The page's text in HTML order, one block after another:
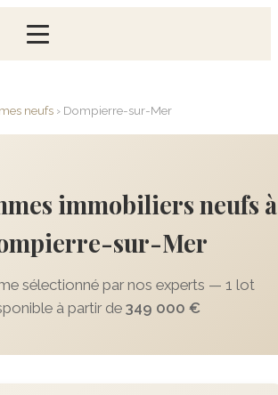
neufs › Dompierre-sur-Mer
immobiliers neufs à
sur-Mer
sélectionné par nos experts — 1 lot
à partir de 349 000 €